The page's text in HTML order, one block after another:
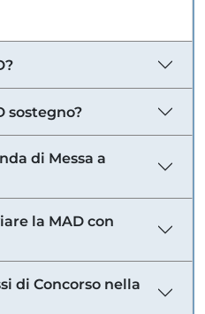
sostegno?
di Messa a
la MAD con
di Concorso nella